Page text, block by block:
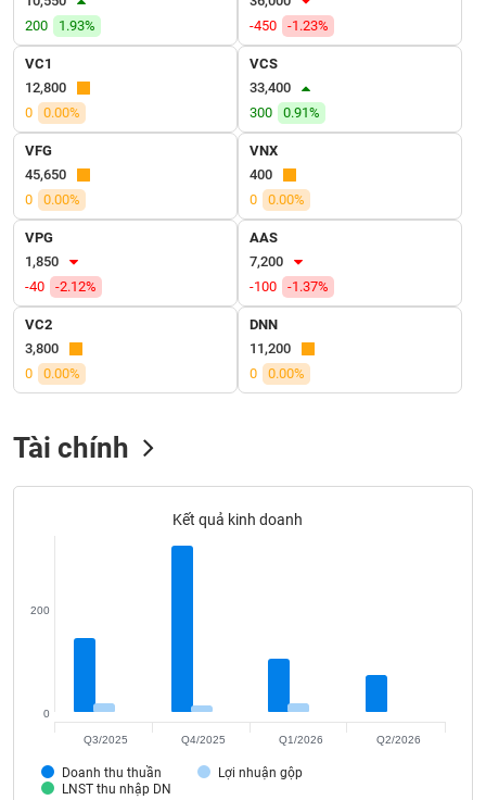
200
1.93%
-450
-1.23%
VC1
12,800
0
0.00%
VCS
33,400
300
0.91%
VFG
45,650
0
0.00%
VNX
400
0
0.00%
VPG
1,850
-40
-2.12%
AAS
7,200
-100
-1.37%
VC2
3,800
0
0.00%
DNN
11,200
0
0.00%
Tài chính
Kết quả kinh doanh
Doanh thu thuần
Lợi nhuận gộp
LNST thu nhập DN
0
200
Q3/2025 Q4/2025 Q1/2026 Q2/2026
VỤ
TRUYỀN
ÍCH
BẤT
ĐỘNG
SẢN
Mã
khoán
(-)
Chứng
tức
Bài